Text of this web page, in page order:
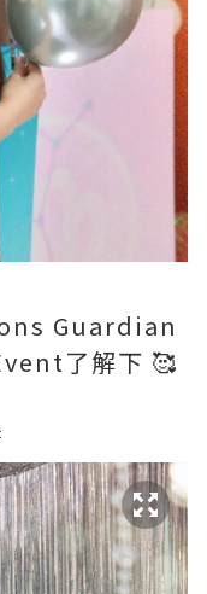
Guardian
了解下 🥰